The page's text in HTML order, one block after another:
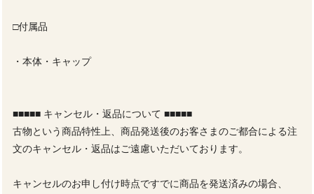
□付属品
・本体・キャップ
■■■■■ キャンセル・返品について ■■■■■
古物という商品特性上、商品発送後のお客さまのご都合による注
文のキャンセル・返品はご遠慮いただいております。
キャンセルのお申し付け時点ですでに商品を発送済みの場合、